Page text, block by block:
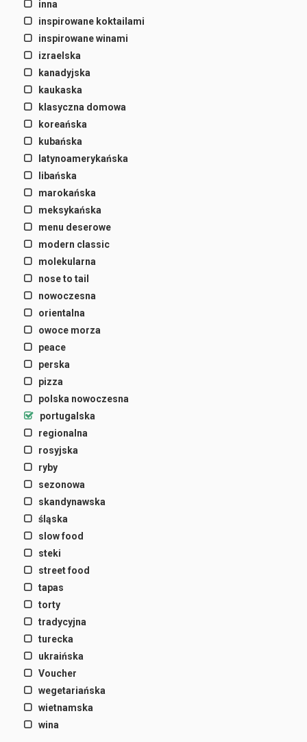
inna
inspirowane koktailami
inspirowane winami
izraelska
kanadyjska
kaukaska
klasyczna domowa
koreańska
kubańska
latynoamerykańska
libańska
marokańska
meksykańska
menu deserowe
modern classic
molekularna
nose to tail
nowoczesna
orientalna
owoce morza
peace
perska
pizza
polska nowoczesna
portugalska
regionalna
rosyjska
ryby
sezonowa
skandynawska
śląska
slow food
steki
street food
tapas
torty
tradycyjna
turecka
ukraińska
Voucher
wegetariańska
wietnamska
wina